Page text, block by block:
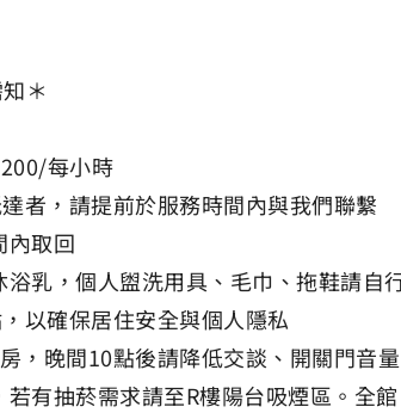
＊
每小時
者，請提前於服務時間內與我們聯繫
內取回
乳，個人盥洗用具、毛巾、拖鞋請自
以確保居住安全與個人隱私
，晚間10點後請降低交談、開關門音量
有抽菸需求請至R樓陽台吸煙區。全